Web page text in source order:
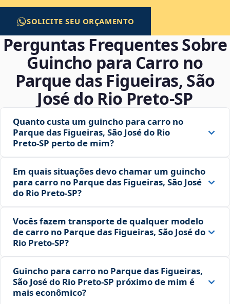
SOLICITE SEU ORÇAMENTO
Perguntas Frequentes Sobre
Guincho para Carro no
Parque das Figueiras, São
José do Rio Preto‑SP
Quanto custa um guincho para carro no
Parque das Figueiras, São José do Rio
Preto‑SP perto de mim?
Em quais situações devo chamar um guincho
para carro no Parque das Figueiras, São José
do Rio Preto‑SP?
Vocês fazem transporte de qualquer modelo
de carro no Parque das Figueiras, São José do
Rio Preto‑SP?
Guincho para carro no Parque das Figueiras,
São José do Rio Preto‑SP próximo de mim é
mais econômico?